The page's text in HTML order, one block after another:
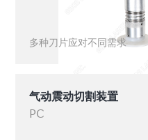
多种刀片应对不同需求
气动震动切割装置
PC